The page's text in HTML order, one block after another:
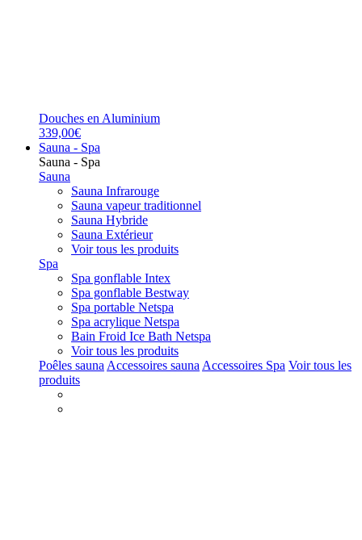
Douches en Aluminium
339,00€
Sauna - Spa
Sauna - Spa
Sauna
Sauna Infrarouge
Sauna vapeur traditionnel
Sauna Hybride
Sauna Extérieur
Voir tous les produits
Spa
Spa gonflable Intex
Spa gonflable Bestway
Spa portable Netspa
Spa acrylique Netspa
Bain Froid Ice Bath Netspa
Voir tous les produits
Poêles sauna Accessoires sauna Accessoires Spa Voir tous les
produits